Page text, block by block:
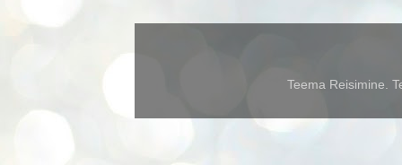
Teema Reisimine.